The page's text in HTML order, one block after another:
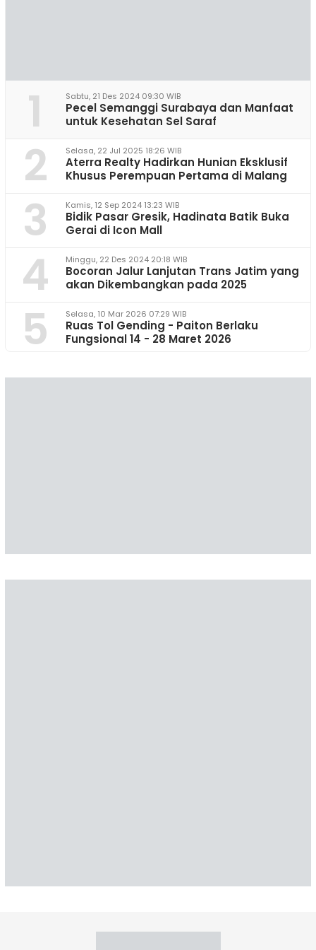
1 Sabtu, 21 Des 2024 09:30 WIB
Pecel Semanggi Surabaya dan Manfaat
untuk Kesehatan Sel Saraf
2 Selasa, 22 Jul 2025 18:26 WIB
Aterra Realty Hadirkan Hunian Eksklusif
Khusus Perempuan Pertama di Malang
3 Kamis, 12 Sep 2024 13:23 WIB
Bidik Pasar Gresik, Hadinata Batik Buka
Gerai di Icon Mall
4 Minggu, 22 Des 2024 20:18 WIB
Bocoran Jalur Lanjutan Trans Jatim yang
akan Dikembangkan pada 2025
5 Selasa, 10 Mar 2026 07:29 WIB
Ruas Tol Gending - Paiton Berlaku
Fungsional 14 - 28 Maret 2026